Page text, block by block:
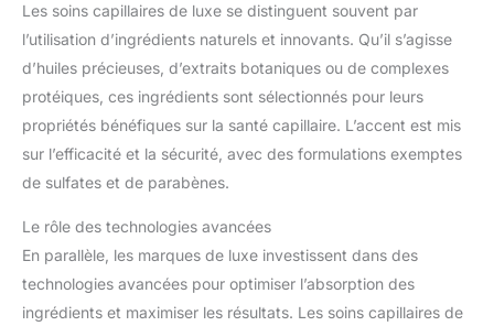
Les soins capillaires de luxe se distinguent souvent par
l’utilisation d’ingrédients naturels et innovants. Qu’il s’agisse
d’huiles précieuses, d’extraits botaniques ou de complexes
protéiques, ces ingrédients sont sélectionnés pour leurs
propriétés bénéfiques sur la santé capillaire. L’accent est mis
sur l’efficacité et la sécurité, avec des formulations exemptes
de sulfates et de parabènes.
Le rôle des technologies avancées
En parallèle, les marques de luxe investissent dans des
technologies avancées pour optimiser l’absorption des
ingrédients et maximiser les résultats. Les soins capillaires de